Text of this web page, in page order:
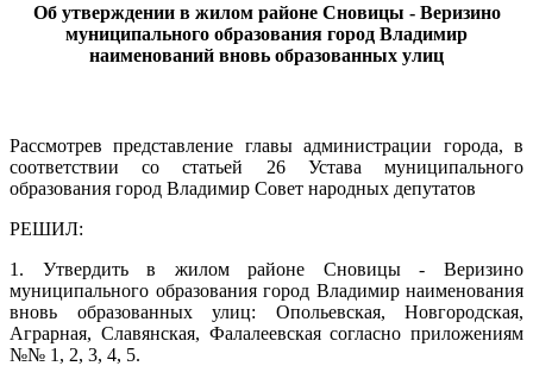
Об утверждении в жилом районе Сновицы - Веризино
муниципального образования город Владимир
наименований вновь образованных улиц
Рассмотрев представление главы администрации города, в
соответствии со статьей 26 Устава муниципального
образования город Владимир Совет народных депутатов
РЕШИЛ:
1. Утвердить в жилом районе Сновицы - Веризино
муниципального образования город Владимир наименования
вновь образованных улиц: Опольевская, Новгородская,
Аграрная, Славянская, Фалалеевская согласно приложениям
№№ 1, 2, 3, 4, 5.